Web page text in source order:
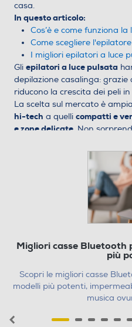
casa.
In questo articolo:
Cos’è e come funziona
Come scegliere
I migliori epilatori a luce
Gliepilatori a luce pulsata
depilazione casalinga: grazie
riducono la crescita dei peli
La scelta sul mercato è
hi-tech a quellicompatti e
e zone delicate . Non
Prima di analizzare i modelli
come
caratteristiche fanno
dispositivo e l’altro.
Cos’è e come
pulsata (IPL)
luce per rallentare la
colpendo la radice per
liscia più a lungo. Il
dellafototermolisi selettiva:
Assorbimento:il
Conversione: l'energia
Migliori casse Bluetooth
più
Scopri le migliori casse
modelli più potenti,
musica